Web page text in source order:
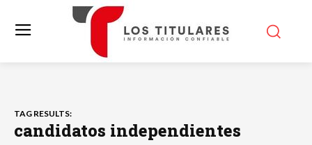
TAG RESULTS:
candidatos independientes